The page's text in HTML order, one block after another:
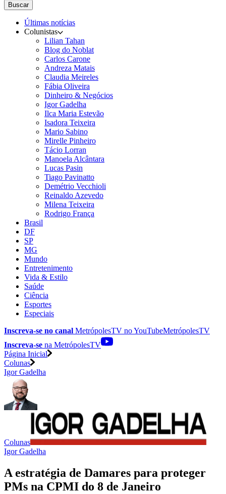
Buscar
Últimas notícias
Colunistas
Lilian Tahan
Blog do Noblat
Carlos Carone
Andreza Matais
Claudia Meireles
Fábia Oliveira
Dinheiro & Negócios
Igor Gadelha
Ilca Maria Estevão
Isadora Teixeira
Mario Sabino
Mirelle Pinheiro
Tácio Lorran
Manoela Alcântara
Lucas Pasin
Tiago Pavinatto
Demétrio Vecchioli
Reinaldo Azevedo
Milena Teixeira
Rodrigo França
Brasil
DF
SP
MG
Mundo
Entretenimento
Vida & Estilo
Saúde
Ciência
Esportes
Especiais
Inscreva-se no canal MetrópolesTV noYouTubeMetrópolesTV
Inscreva-se na MetrópolesTV
Página Inicial
Colunas
Igor Gadelha
Colunas
Igor Gadelha
A estratégia de Damares para proteger
PMs na CPMI do 8 de Janeiro